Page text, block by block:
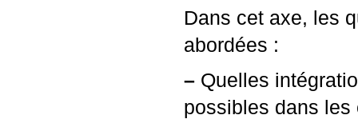
Dans cet axe, les
abordées :
– Quelles
possibles dans les